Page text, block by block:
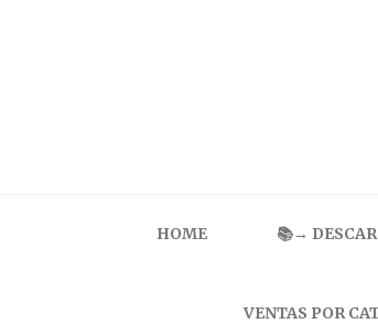
HOME 📚→
VENTAS POR